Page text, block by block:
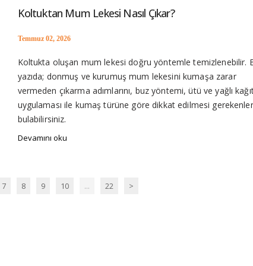
Koltuktan Mum Lekesi Nasıl Çıkar?
Temmuz 02, 2026
Koltukta oluşan mum lekesi doğru yöntemle temizlenebilir.
yazıda; donmuş ve kurumuş mum lekesini kumaşa zarar
vermeden çıkarma adımlarını, buz yöntemi, ütü ve yağlı
uygulaması ile kumaş türüne göre dikkat edilmesi
bulabilirsiniz.
Devamını oku
7 8 9 10 ... 22 >